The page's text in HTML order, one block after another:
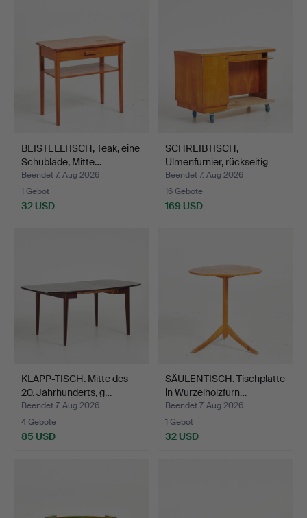
BEISTELLTISCH, Teak, eine
Schublade, Mitte…
Beendet 7. Aug 2026
1 Gebot
32 USD
SCHREIBTISCH,
Ulmenfurnier, rückseitig
mit…
Beendet 7. Aug 2026
16 Gebote
169 USD
KLAPP-TISCH. Mitte des
20. Jahrhunderts, g…
Beendet 7. Aug 2026
4 Gebote
85 USD
SÄULENTISCH. Tischplatte
in Wurzelholzfurn…
Beendet 7. Aug 2026
1 Gebot
32 USD